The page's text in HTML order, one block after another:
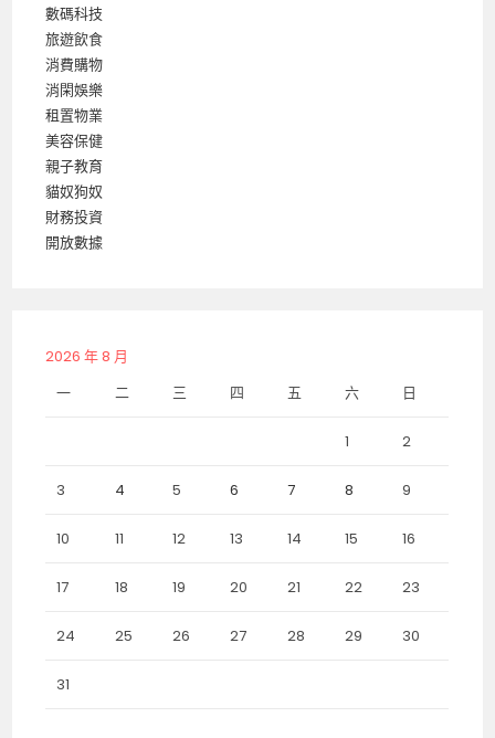
數碼科技
旅遊飲食
消費購物
消閑娛樂
租置物業
美容保健
親子教育
貓奴狗奴
財務投資
開放數據
2026 年 8 月
一
二 三 四 五 六 日
1 2
3 4 5 6 7 8 9
10 11 12 13 14 15 16
17 18 19 20 21 22 23
24 25 26 27 28 29 30
31